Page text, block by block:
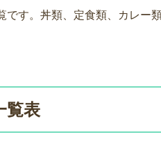
す。丼類、定食類、カレー
覧表